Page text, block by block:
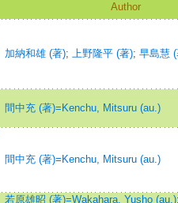
Author
加納和雄 (著); 上野隆平 (著); 早島慧 (
間中充 (著)=Kenchu, Mitsuru (au.)
間中充 (著)=Kenchu, Mitsuru (au.)
若原雄昭 (著)=Wakahara, Yusho (au.);